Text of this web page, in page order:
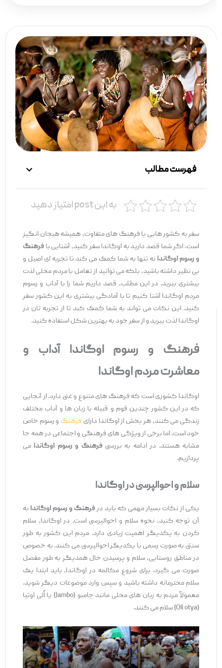
فهرست مطالب
به این post امتیاز دهید
سفر به کشور هایی با فرهنگ ‌های متفاوت، همیشه هیجان ‌انگیز
است. اگر شما قصد دارید به اوگاندا سفر کنید، آشنایی با فرهنگ
و رسوم اوگاندانه تنها به شما کمک می ‌کند تا تجربه ‌ای اصیل و
بی ‌نظیر داشته باشید، بلکه می ‌توانید از تعامل با مردم محلی لذت
بیشتری ببرید. در این مطلب، قصد داریم شما را با آداب و رسوم
مردم اوگاندا آشنا کنیم تا با آمادگی بیشتری به این کشور سفر
کنید. این نکات می ‌تواند به شما کمک کند تا از تجربه ‌تان در
اوگاندا لذت ببرید و از سفر خود به بهترین شکل استفاده کنید.
فرهنگ و رسوم اوگاندا آداب و
معاشرت مردم اوگاندا
اوگاندا کشوری است که فرهنگ‌ های متنوع و غنی دارد. از آنجایی
که در این کشور چندین قوم و قبیله با زبان ‌ها و آداب مختلف
زندگی می‌ کنند، هر بخش از اوگاندا دارایفرهنگو رسوم خاص
خود است. اما برخی از ویژگی‌ های فرهنگی و اجتماعی در همه‌ جا
مشابه هستند. در ادامه به بررسیفرهنگ و رسوم اوگاندامی
‌پردازیم.
سلام و احوالپرسی در اوگاندا
یکی از نکات بسیار مهمی که باید درفرهنگ و رسوم اوگاندابه
آن توجه کنید، نحوه سلام و احوالپرسی است. در اوگاندا، سلام
کردن به یکدیگر اهمیت زیادی دارد. مردم این کشور به‌ طور
سنتی به ‌صورت رسمی با یکدیگر احوالپرسی می‌ کنند. به‌ خصوص
در مناطق روستایی، سلام و پرسیدن حال همدیگر به‌ طور مفصل
صورت می ‌گیرد. برای شروع مکالمه در اوگاندا، باید ابتدا یک
سلام محترمانه داشته باشید و سپس وارد موضوعات دیگر شوید.
معمولاً مردم به زبان‌ های محلی مانند جامبو (Jambo) یا اُلی اوتیا